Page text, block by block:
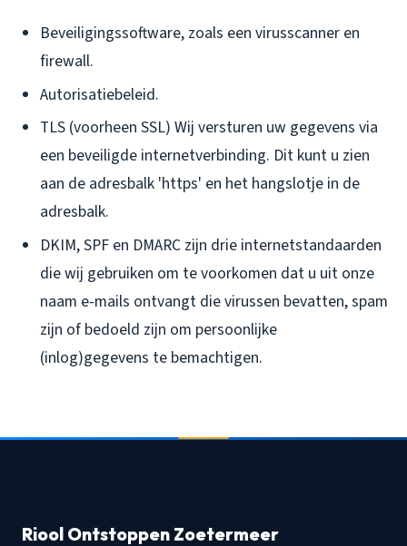
Beveiligingssoftware, zoals een virusscanner en
firewall.
Autorisatiebeleid.
TLS (voorheen SSL) Wij versturen uw gegevens via
een beveiligde internetverbinding. Dit kunt u zien
aan de adresbalk 'https' en het hangslotje in de
adresbalk.
DKIM, SPF en DMARC zijn drie internetstandaarden
die wij gebruiken om te voorkomen dat u uit onze
naam e-mails ontvangt die virussen bevatten, spam
zijn of bedoeld zijn om persoonlijke
(inlog)gegevens te bemachtigen.
Riool Ontstoppen Zoetermeer